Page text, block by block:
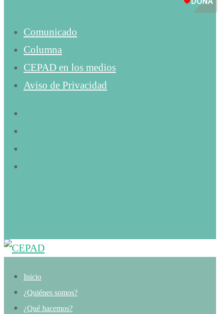
Comunicado
Columna
CEPAD en los medios
Aviso de Privacidad
Inicio
¿Quiénes somos?
¿Qué hacemos?